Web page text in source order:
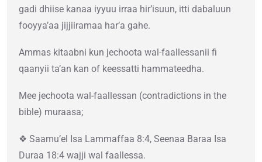
gadi dhiise kanaa iyyuu irraa hir’isuun, itti dabaluun
fooyya’aa jijjiiramaa har’a gahe.
Ammas kitaabni kun jechoota wal-faallessanii fi
qaanyii ta’an kan of keessatti hammateedha.
Mee jechoota wal-faallessan (contradictions in the
bible) muraasa;
❖ Saamu’el Isa Lammaffaa 8:4, Seenaa Baraa Isa
Duraa 18:4 wajji wal faallessa.